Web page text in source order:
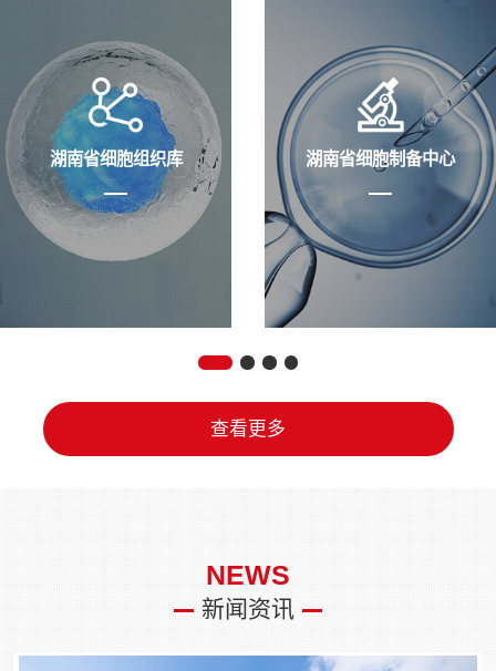
湖南省细胞组织库 湖南省细胞制备中心
查看更多
NEWS
新闻资讯